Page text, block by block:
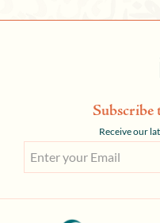
Subscribe
Receive our